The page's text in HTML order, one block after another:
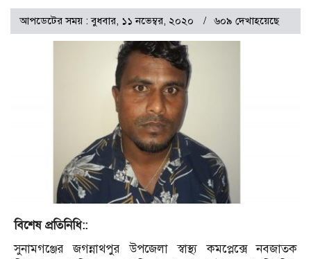
আপডেটের সময় : বুধবার, ১১ নভেম্বর, ২০২০ ৬০৯ দেখাহয়েছে
বিশেষ প্রতিনিধি::
সুনামগঞ্জের জগন্নাথপুর উপজেলা স্বাস্থ্য কমপ্লেক্সে নবজাতক